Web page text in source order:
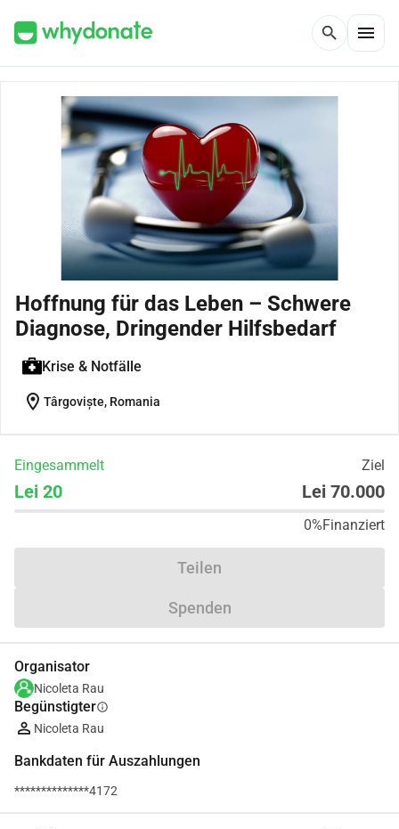
search menu
Hoffnung für das Leben – Schwere
Diagnose, Dringender Hilfsbedarf
Krise & Notfälle
location_on Târgoviște, Romania
Eingesammelt Ziel
Lei 20 Lei 70.000
0%Finanziert
Teilen
Spenden
Organisator
Nicoleta Rau
Begünstigterinfo
Nicoleta Rau
Bankdaten für Auszahlungen
**************4172